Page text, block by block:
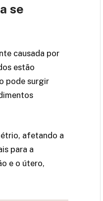
se
causada por
estão
pode surgir
afetando a
para a
e o útero,